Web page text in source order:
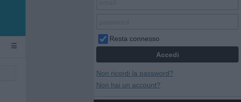
☰
Resta connesso
Non ricordi la password?
Non hai un account?